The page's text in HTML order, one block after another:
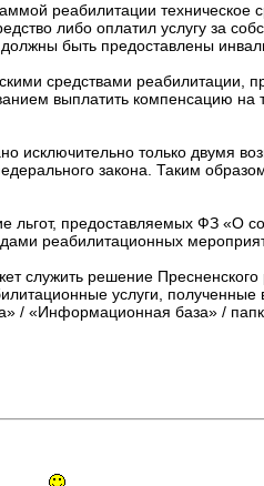
реабилитации техническое
либо оплатил услугу за
быть предоставлены
средствами
выплатить компенсацию
исключительно только двумя
закона. Таким
предоставляемых ФЗ «О
реабилитационных
служить решение
услуги,
/ «Информационная база» /